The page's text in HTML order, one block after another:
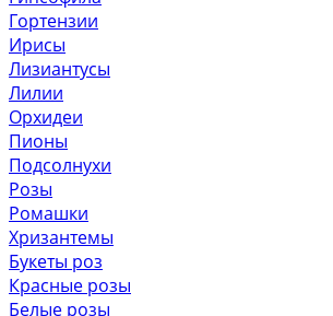
Гортензии
Ирисы
Лизиантусы
Лилии
Орхидеи
Пионы
Подсолнухи
Розы
Ромашки
Хризантемы
Букеты роз
Красные розы
Белые розы